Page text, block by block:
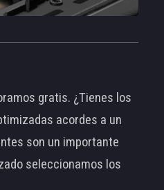
gratis. ¿Tienes los
acordes a un
son un importante
seleccionamos los